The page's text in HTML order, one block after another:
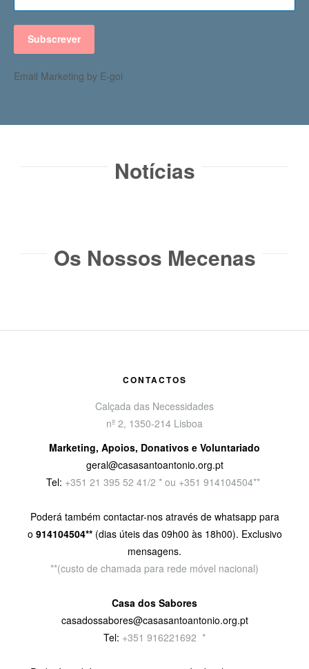
Subscrever
Email Marketing by E-goi
Notícias​
Os Nossos Mecenas
CONTACTOS
Calçada das Necessidades
nº 2, 1350-214 Lisboa
Marketing, Apoios, Donativos e Voluntariado
geral@casasantoantonio.org.pt
Tel: +351 21 395 52 41/2 * ou +351 914104504**
Poderá também contactar-nos através de whatsapp para
o 914104504** (dias úteis das 09h00 às 18h00). Exclusivo
mensagens.
**(custo de chamada para rede móvel nacional)
Casa dos Sabores
casadossabores@casasantoantonio.org.pt
Tel: +351 916221692 *